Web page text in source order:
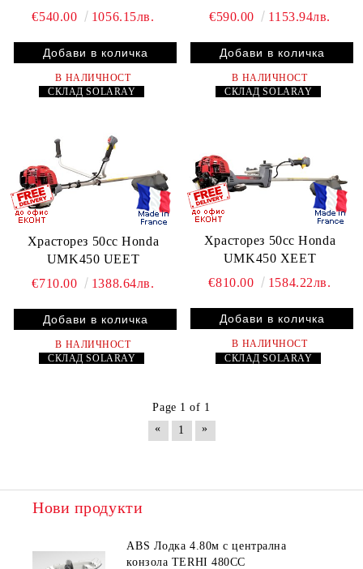
€540.00
1056.15лв.
В НАЛИЧНОСТ
СКЛАДSOLARAY
€590.00
1153.94лв.
В НАЛИЧНОСТ
СКЛАДSOLARAY
Храсторез 50cc Honda
UMK450 UEET
€710.00
1388.64лв.
В НАЛИЧНОСТ
СКЛАДSOLARAY
Храсторез 50cc Honda
UMK450 XEET
€810.00
1584.22лв.
В НАЛИЧНОСТ
СКЛАДSOLARAY
Page 1 of 1
«
1 »
Нови продукти
ABS Лодка 4.80м с централна
конзола TERHI 480CC